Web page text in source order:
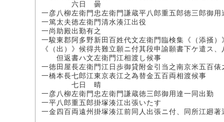
六日 曇
一彦八柳左衛門忠左衛門謙蔵平八郎重五郎徳三郎御用
一篤太夫徳左衛門清水湊江出役
一尚助殿出勤有之
一駿東郡阿多野新田百姓代文左衛門臨検集《（添掻
《（出）》候得共難立願ニ付其段申諭願書下ケ遣ス
但返書ハ文左衛門江相渡し候事
一徳田屋長左衛門江日歩御貸附金引当之南京米五百
一橋本長七郎江東京表江之為替金五百両相渡候事
七日 晴
一彦八柳左衛門忠左衛門謙蔵徳三郎御用達一同出勤
一平八郎重五郎掛塚湊江出張いたす
一金四百両遠州掛塚湊江前同人出張ニ付、同所江廻著